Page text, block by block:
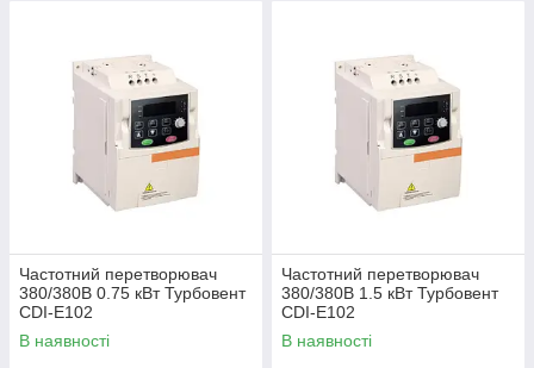
Частотний перетворювач
380/380В 0.75 кВт Турбовент
CDI-E102
В наявності
Частотний перетворювач
380/380В 1.5 кВт Турбовент
CDI-E102
В наявності